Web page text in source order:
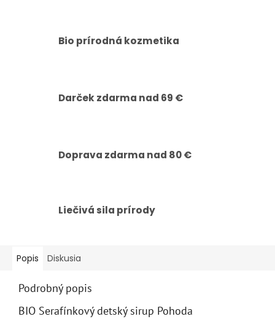
Bio prírodná kozmetika
Darček zdarma nad 69 €
Doprava zdarma nad 80 €
Liečivá sila prírody
Popis Diskusia
Podrobný popis
BIO Serafínkový detský sirup Pohoda